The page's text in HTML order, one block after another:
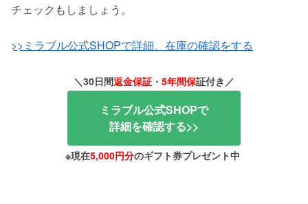
チェックもしましょう。
>>ミラブル公式SHOPで詳細、在庫の確認をする
＼30日間返金保証 ・ 5年間保証付き／
ミラブル公式SHOPで
詳細を確認する>>
※現在5,000円分のギフト券プレゼント中